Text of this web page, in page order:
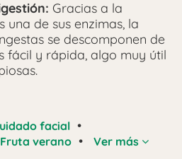
Gracias a la
una de sus enzimas, la
se descomponen de
fácil y rápida, algo muy útil
facial •
Fruta verano • Ver más